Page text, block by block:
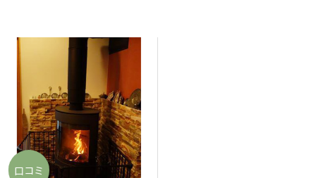
口コミ